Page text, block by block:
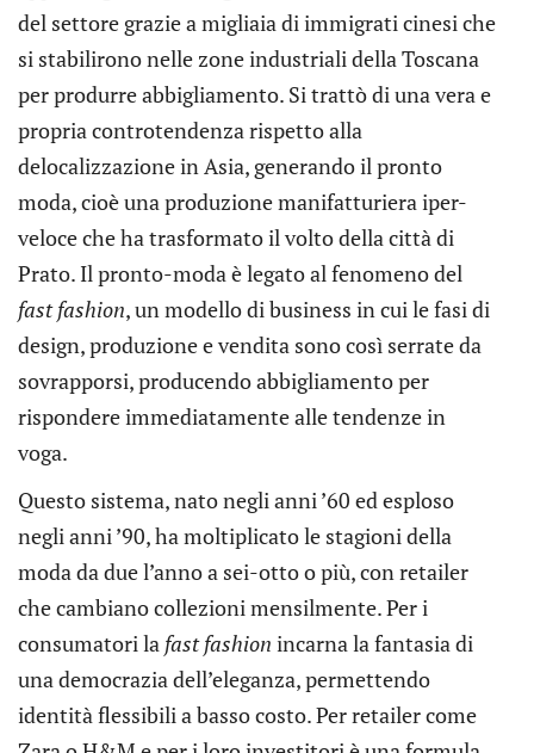
del settore grazie a migliaia di immigrati cinesi che
si stabilirono nelle zone industriali della Toscana
per produrre abbigliamento. Si trattò di una vera e
propria controtendenza rispetto alla
delocalizzazione in Asia, generando il pronto
moda, cioè una produzione manifatturiera iper-
veloce che ha trasformato il volto della città di
Prato. Il pronto-moda è legato al fenomeno del
fast fashion, un modello di business in cui le fasi di
design, produzione e vendita sono così serrate da
sovrapporsi, producendo abbigliamento per
rispondere immediatamente alle tendenze in
voga.
Questo sistema, nato negli anni ’60 ed esploso
negli anni ’90, ha moltiplicato le stagioni della
moda da due l’anno a sei-otto o più, con retailer
che cambiano collezioni mensilmente. Per i
consumatori la fast fashion incarna la fantasia di
una democrazia dell’eleganza, permettendo
identità flessibili a basso costo. Per retailer come